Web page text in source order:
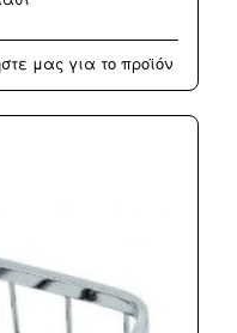
μας για το προϊόν